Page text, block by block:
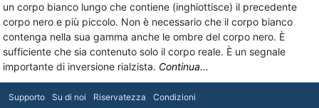
un corpo bianco lungo che contiene (inghiottisce) il precedente
corpo nero e più piccolo. Non è necessario che il corpo bianco
contenga nella sua gamma anche le ombre del corpo nero. È
sufficiente che sia contenuto solo il corpo reale. È un segnale
importante di inversione rialzista. Continua...
Supporto Su di noi Riservatezza Condizioni